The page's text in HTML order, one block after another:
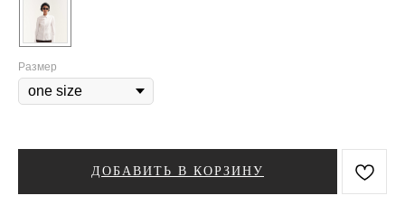
Размер
ДОБАВИТЬ В КОРЗИНУ